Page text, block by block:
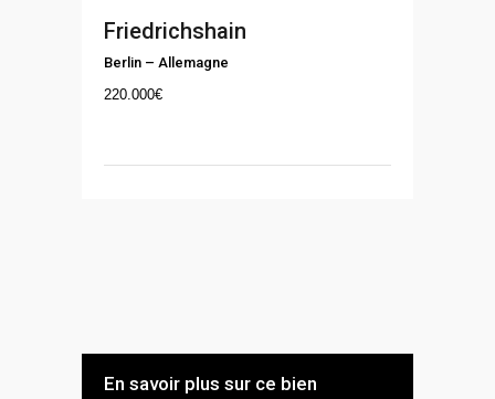
Friedrichshain
Berlin – Allemagne
220.000€
En savoir plus sur ce bien